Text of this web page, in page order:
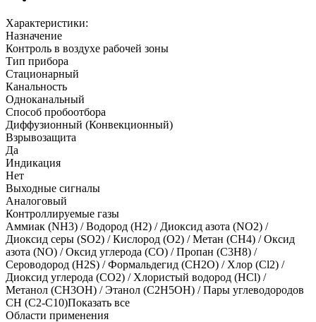
Характеристики:
Назначение
Контроль в воздухе рабочей зоны
Тип прибора
Стационарный
Канальность
Одноканальный
Способ пробоотбора
Диффузионный (Конвекционный)
Взрывозащита
Да
Индикация
Нет
Выходные сигналы
Аналоговый
Контроллируемые газы
Аммиак (NH3) /Водород (H2) / Диоксид азота (NO2) /
Диоксид серы (SO2) /Кислород (O2) /Метан (CH4) /Оксид
азота (NO) /Оксид углерода (CO) /Пропан (C3H8) /
Сероводород (H2S) /Формальдегид (CH2O) / Хлор (Cl2) /
Диоксид углерода (CO2) / Хлористый водород (HCl) /
Метанол (CH3OH) /Этанол (C2H5OH) /Пары углеводородов
CH (C2-C10)Показать все
Области применения